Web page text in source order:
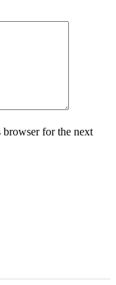
browser for the next